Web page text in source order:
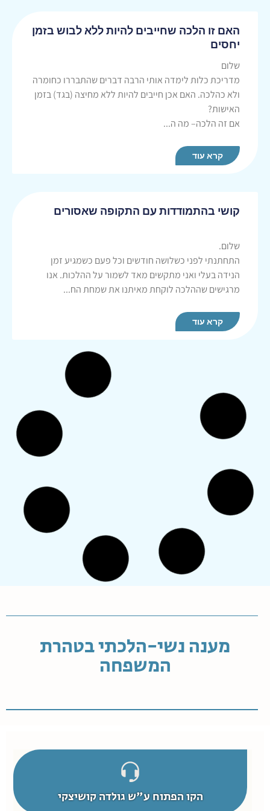
האם זו הלכה שחייבים להיות ללא לבוש בזמן
יחסים
שלום
מדריכת כלות לימדה אותי הרבה דברים שהתבררו כחומרה
ולא כהלכה. האם אכן חייבים להיות ללא מחיצה (בגד) בזמן
האישות?
אם זה הלכה– מה ה...
קרא עוד
קושי בהתמודדות עם התקופה שאסורים
שלום.
התחתנתי לפני כשלושה חודשים וכל פעם כשמגיע זמן
הנידה בעלי ואני מתקשים מאד לשמור על ההלכות. אנו
מרגישים שההלכה לוקחת מאיתנו את שמחת הח...
קרא עוד
שאלות אינטימיות בראשית הנישואין
אני בת 25, נשואה מעט יותר מחודש לבחור בן 29. ברצוני
לשאול שתי שאלות:
1. עד היום אינני יודעת האם היה חיבור מלא. קיימנו יחסים
(עפ"י תפיס...
קרא עוד
האם חובה לקיים יחסים בליל החתונה?
אני בשבוע 7 להריון. לפני שבוע קיימתי יחסי אישות עם
(נראה כמו אדום חלש שלמחרת היה נראה יו�...